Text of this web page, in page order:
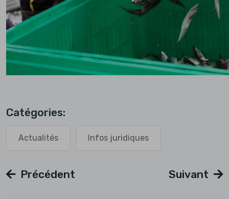
Catégories:
Actualités Infos juridiques
Précédent Suivant